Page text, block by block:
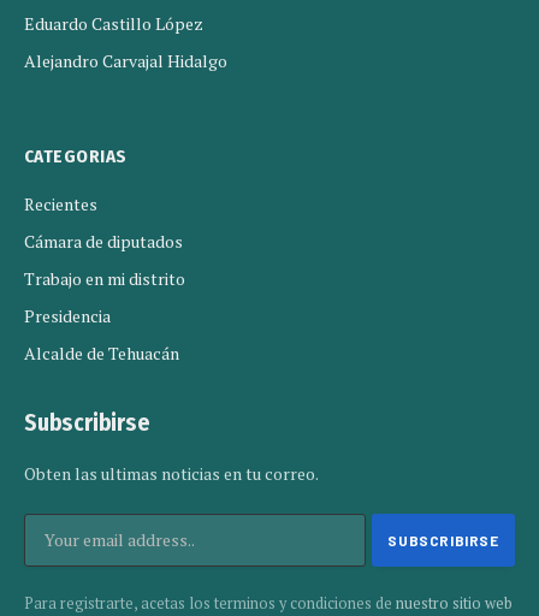
Eduardo Castillo López
Alejandro Carvajal Hidalgo
CATEGORIAS
Recientes
Cámara de diputados
Trabajo en mi distrito
Presidencia
Alcalde de Tehuacán
Subscribirse
Obten las ultimas noticias en tu correo.
Para registrarte, acetas los terminos y condiciones de nuestro sitio web